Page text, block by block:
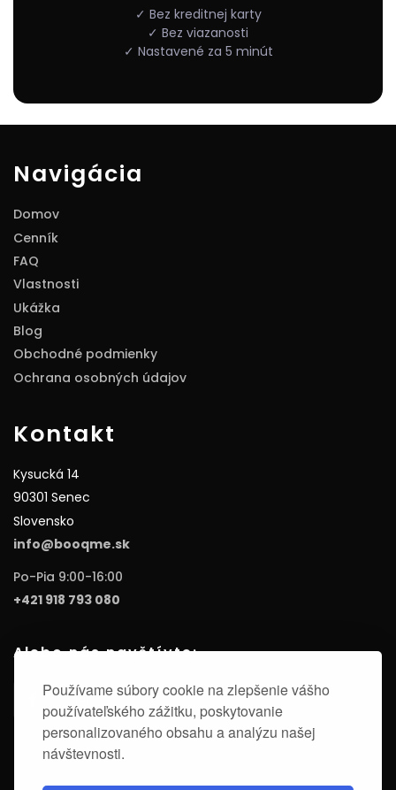
Používame súbory cookie na zlepšenie vášho
používateľského zážitku, poskytovanie
personalizovaného obsahu a analýzu našej
návštevnosti.
✓ Bez kreditnej karty
✓ Bez viazanosti
✓ Nastavené za 5 minút
Navigácia
Domov
Cenník
FAQ
Vlastnosti
Ukážka
Blog
Obchodné podmienky
Ochrana osobných údajov
Kontakt
Kysucká 14
90301 Senec
Slovensko
info@booqme.sk
Po-Pia 9:00-16:00
+421 918 793 080
Alebo nás navštívte: